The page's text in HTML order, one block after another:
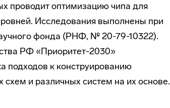
проводит оптимизацию чипа для
Исследования выполнены при
фонда (РНФ, № 20-79-10322).
РФ «Приоритет-2030»
подходов к конструированию
и различных систем на их основе.